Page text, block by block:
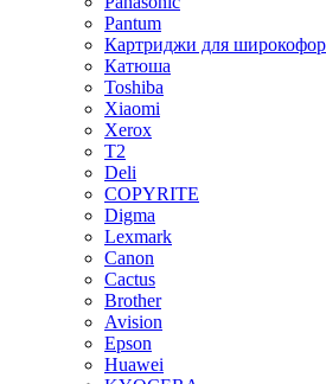
Pantum
Картриджи для
Катюша
Toshiba
Xiaomi
Xerox
T2
Deli
COPYRITE
Digma
Lexmark
Canon
Cactus
Brother
Avision
Epson
Huawei